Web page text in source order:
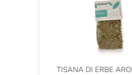
TISANA DI ERBE